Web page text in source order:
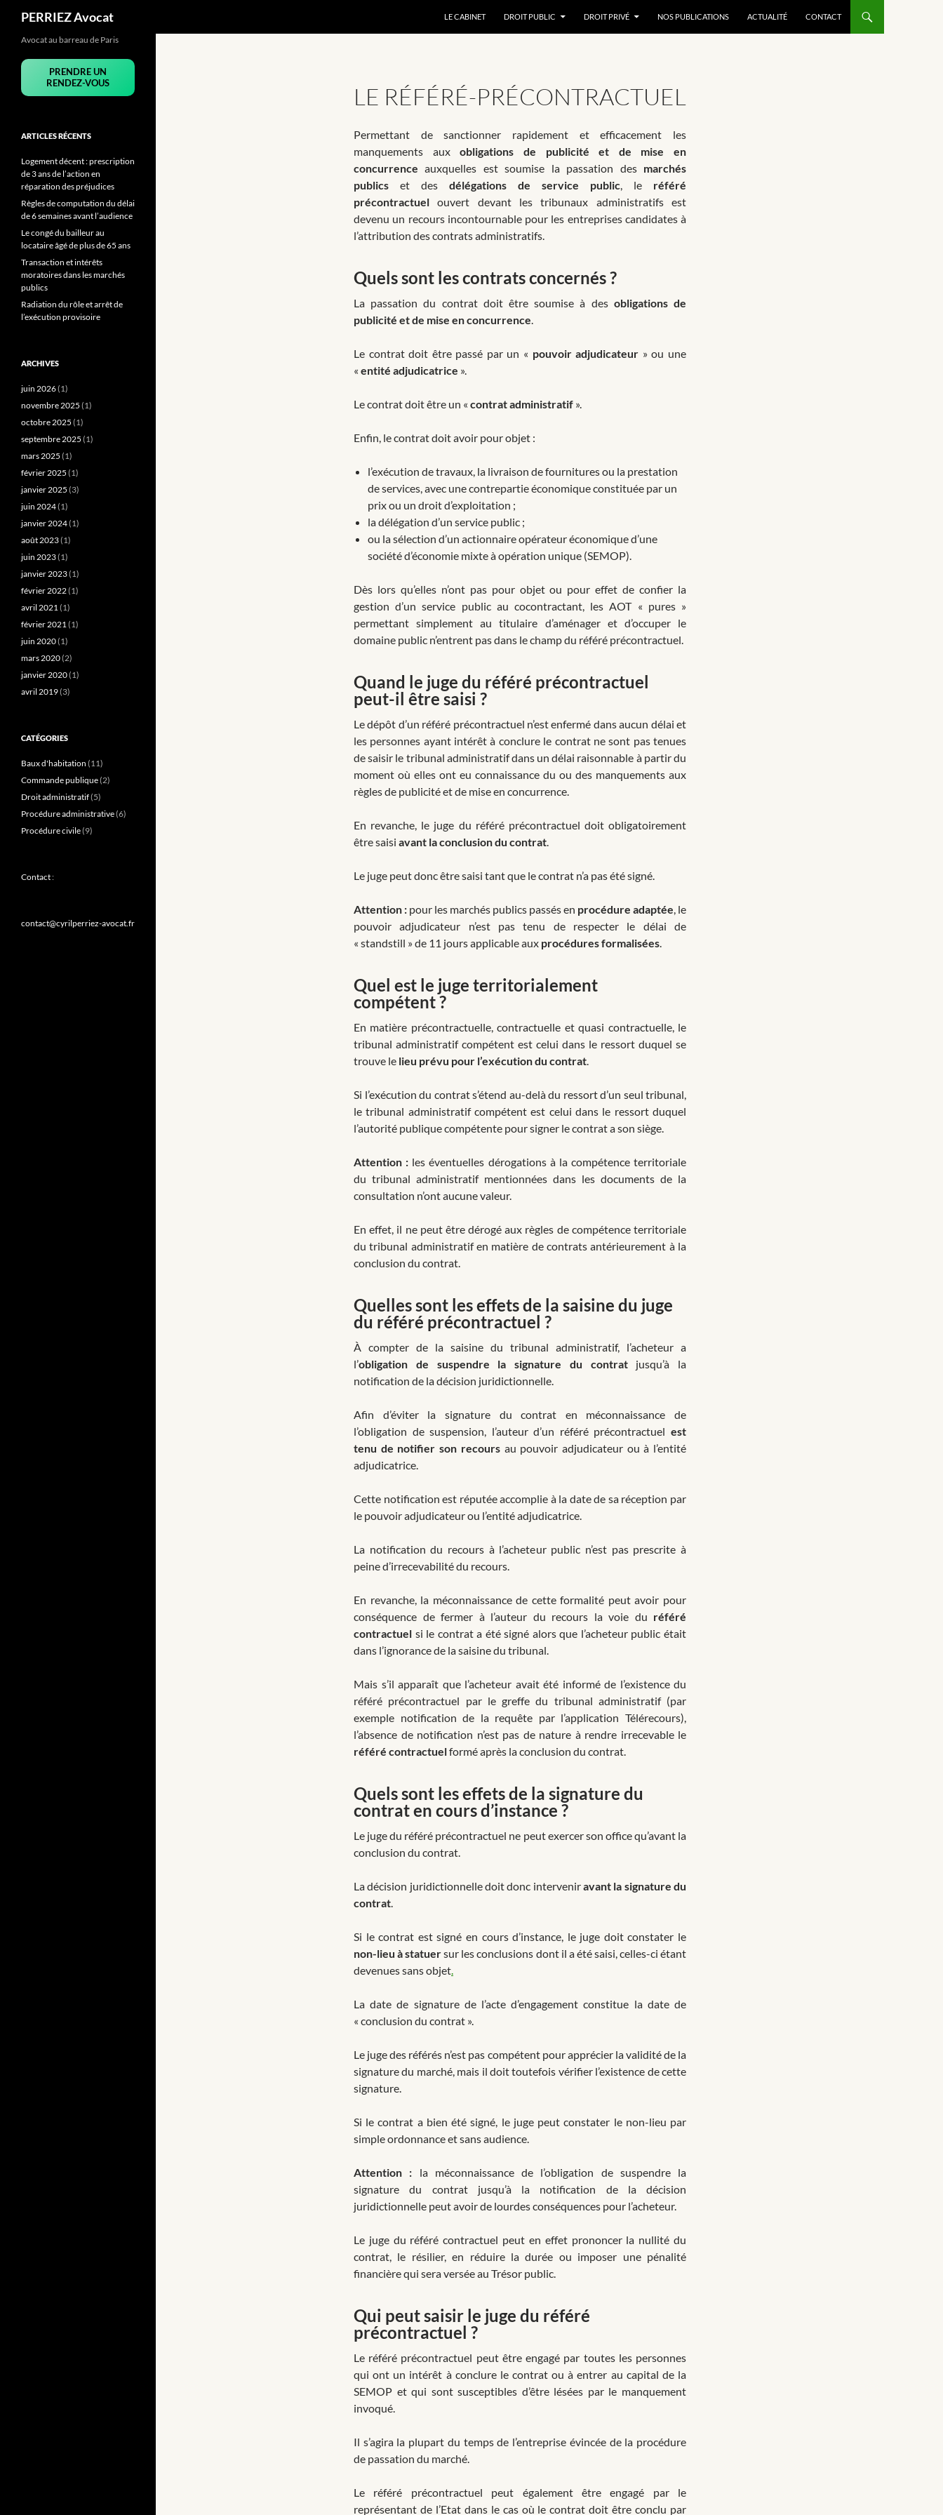
PERRIEZ Avocat
LE CABINET
DROIT PUBLIC DROIT PRIVÉ NOS PUBLICATIONS ACTUALITÉ CONTACT
LE RÉFÉRÉ-PRÉCONTRACTUEL
Permettant de sanctionner rapidement et efficacement les
manquements auxobligations de publicité et de mise en
concurrence auxquelles est soumise la passation des marchés
publics et des délégations de service public, le référé
précontractuel ouvert devant les tribunaux administratifs est
devenu un recours incontournable pour les entreprises candidates à
l’attribution des contrats administratifs.
Quels sont les contrats concernés ?
La passation du contrat doit être soumise à des obligations de
publicité et de mise en concurrence.
Le contrat doit être passé par un « pouvoir adjudicateur » ou une
« entité adjudicatrice ».
Le contrat doit être un « contrat administratif ».
Enfin, le contrat doit avoir pour objet :
l’exécution de travaux, la livraison de fournitures ou la prestation
de services, avec une contrepartie économique constituée par un
prix ou un droit d’exploitation ;
la délégation d’un service public ;
ou la sélection d’un actionnaire opérateur économique d’une
société d’économie mixte à opération unique (SEMOP).
Dès lors qu’elles n’ont pas pour objet ou pour effet de confier la
gestion d’un service public au cocontractant, les AOT « pures »
permettant simplement au titulaire d’aménager et d’occuper le
domaine public n’entrent pas dans le champ du référé précontractuel.
Quand le juge du référé précontractuel
peut-il être saisi ?
Le dépôt d’un référé précontractuel n’est enfermé dans aucun délai et
les personnes ayant intérêt à conclure le contrat ne sont pas tenues
de saisir le tribunal administratif dans un délai raisonnable à partir du
moment où elles ont eu connaissance du ou des manquements aux
règles de publicité et de mise en concurrence.
En revanche, le juge du référé précontractuel doit obligatoirement
être saisi avant la conclusion du contrat.
Le juge peut donc être saisi tant que le contrat n’a pas été signé.
Attention : pour les marchés publics passés en procédure adaptée, le
pouvoir adjudicateur n’est pas tenu de respecter le délai de
« standstill » de 11 jours applicable aux procédures formalisées.
Quel est le juge territorialement
compétent ?
En matière précontractuelle, contractuelle et quasi contractuelle, le
tribunal administratif compétent est celui dans le ressort duquel se
trouve le lieu prévu pour l’exécution du contrat.
Si l’exécution du contrat s’étend au-delà du ressort d’un seul tribunal,
le tribunal administratif compétent est celui dans le ressort duquel
l’autorité publique compétente pour signer le contrat a son siège.
Attention : les éventuelles dérogations à la compétence territoriale
du tribunal administratif mentionnées dans les documents de la
consultation n’ont aucune valeur.
En effet, il ne peut être dérogé aux règles de compétence territoriale
du tribunal administratif en matière de contrats antérieurement à la
conclusion du contrat.
Quelles sont les effets de la saisine du juge
du référé précontractuel ?
À compter de la saisine du tribunal administratif, l’acheteur a
l’obligation de suspendre la signature du contratjusqu’à la
notification de la décision juridictionnelle.
Afin d’éviter la signature du contrat en méconnaissance de
l’obligation de suspension, l’auteur d’un référé précontractuel est
tenu de notifier son recoursau pouvoir adjudicateur ou à l’entité
adjudicatrice.
Cette notification est réputée accomplie à la date de sa réception par
le pouvoir adjudicateur ou l’entité adjudicatrice.
La notification du recours à l’acheteur public n’est pas prescrite à
peine d’irrecevabilité du recours.
En revanche, la méconnaissance de cette formalité peut avoir pour
conséquence de fermer à l’auteur du recours la voie du référé
contractuel si le contrat a été signé alors que l’acheteur public était
dans l’ignorance de la saisine du tribunal.
Mais s’il apparaît que l’acheteur avait été informé de l’existence du
référé précontractuel par le greffe du tribunal administratif (par
exemple notification de la requête par l’application Télérecours),
l’absence de notification n’est pas de nature à rendre irrecevable le
référé contractuelformé après la conclusion du contrat.
Quels sont les effets de la signature du
contrat en cours d’instance ?
Le juge du référé précontractuel ne peut exercer son office qu’avant la
conclusion du contrat.
La décision juridictionnelle doit donc interveniravant la signature du
contrat.
Si le contrat est signé en cours d’instance, le juge doit constater le
non-lieu à statuersur les conclusions dont il a été saisi, celles-ci étant
devenues sans objet.
La date de signature de l’acte d’engagement constitue la date de
« conclusion du contrat ».
Le juge des référés n’est pas compétent pour apprécier la validité de la
signature du marché, mais il doit toutefois vérifier l’existence de cette
signature.
Si le contrat a bien été signé, le juge peut constater le non-lieu par
simple ordonnance et sans audience.
Attention : la méconnaissance de l’obligation de suspendre la
signature du contrat jusqu’à la notification de la décision
juridictionnelle peut avoir de lourdes conséquences pour l’acheteur.
Le juge du référé contractuel peut en effet prononcer la nullité du
contrat, le résilier, en réduire la durée ou imposer une pénalité
financière qui sera versée au Trésor public.
Qui peut saisir le juge du référé
précontractuel ?
Le référé précontractuel peut être engagé par toutes les personnes
qui ont un intérêt à conclure le contrat ou à entrer au capital de la
SEMOP et qui sont susceptibles d’être lésées par le manquement
invoqué.
Il s’agira la plupart du temps de l’entreprise évincée de la procédure
de passation du marché.
Le référé précontractuel peut également être engagé par le
représentant de l’Etat dans le cas où le contrat doit être conclu par
Avocat au barreau de Paris
PRENDRE UN
RENDEZ-VOUS
ARTICLES RÉCENTS
Logement décent : prescription
de 3 ans de l’action en
réparation des préjudices
Règles de computation du délai
de 6 semaines avant l’audience
Le congé du bailleur au
locataire âgé de plus de 65 ans
Transaction et intérêts
moratoires dans les marchés
publics
Radiation du rôle et arrêt de
l’exécution provisoire
ARCHIVES
juin 2026(1)
novembre 2025 (1)
octobre 2025 (1)
septembre 2025 (1)
mars 2025 (1)
février 2025 (1)
janvier 2025 (3)
juin 2024(1)
janvier 2024(1)
août 2023(1)
juin 2023(1)
janvier 2023(1)
février 2022(1)
avril 2021(1)
février 2021(1)
juin 2020(1)
mars 2020(2)
janvier 2020(1)
avril 2019(3)
CATÉGORIES
Baux d'habitation (11)
Commande publique(2)
Droit administratif(5)
Procédure administrative(6)
Procédure civile(9)
Contact:
contact@cyrilperriez-avocat.fr